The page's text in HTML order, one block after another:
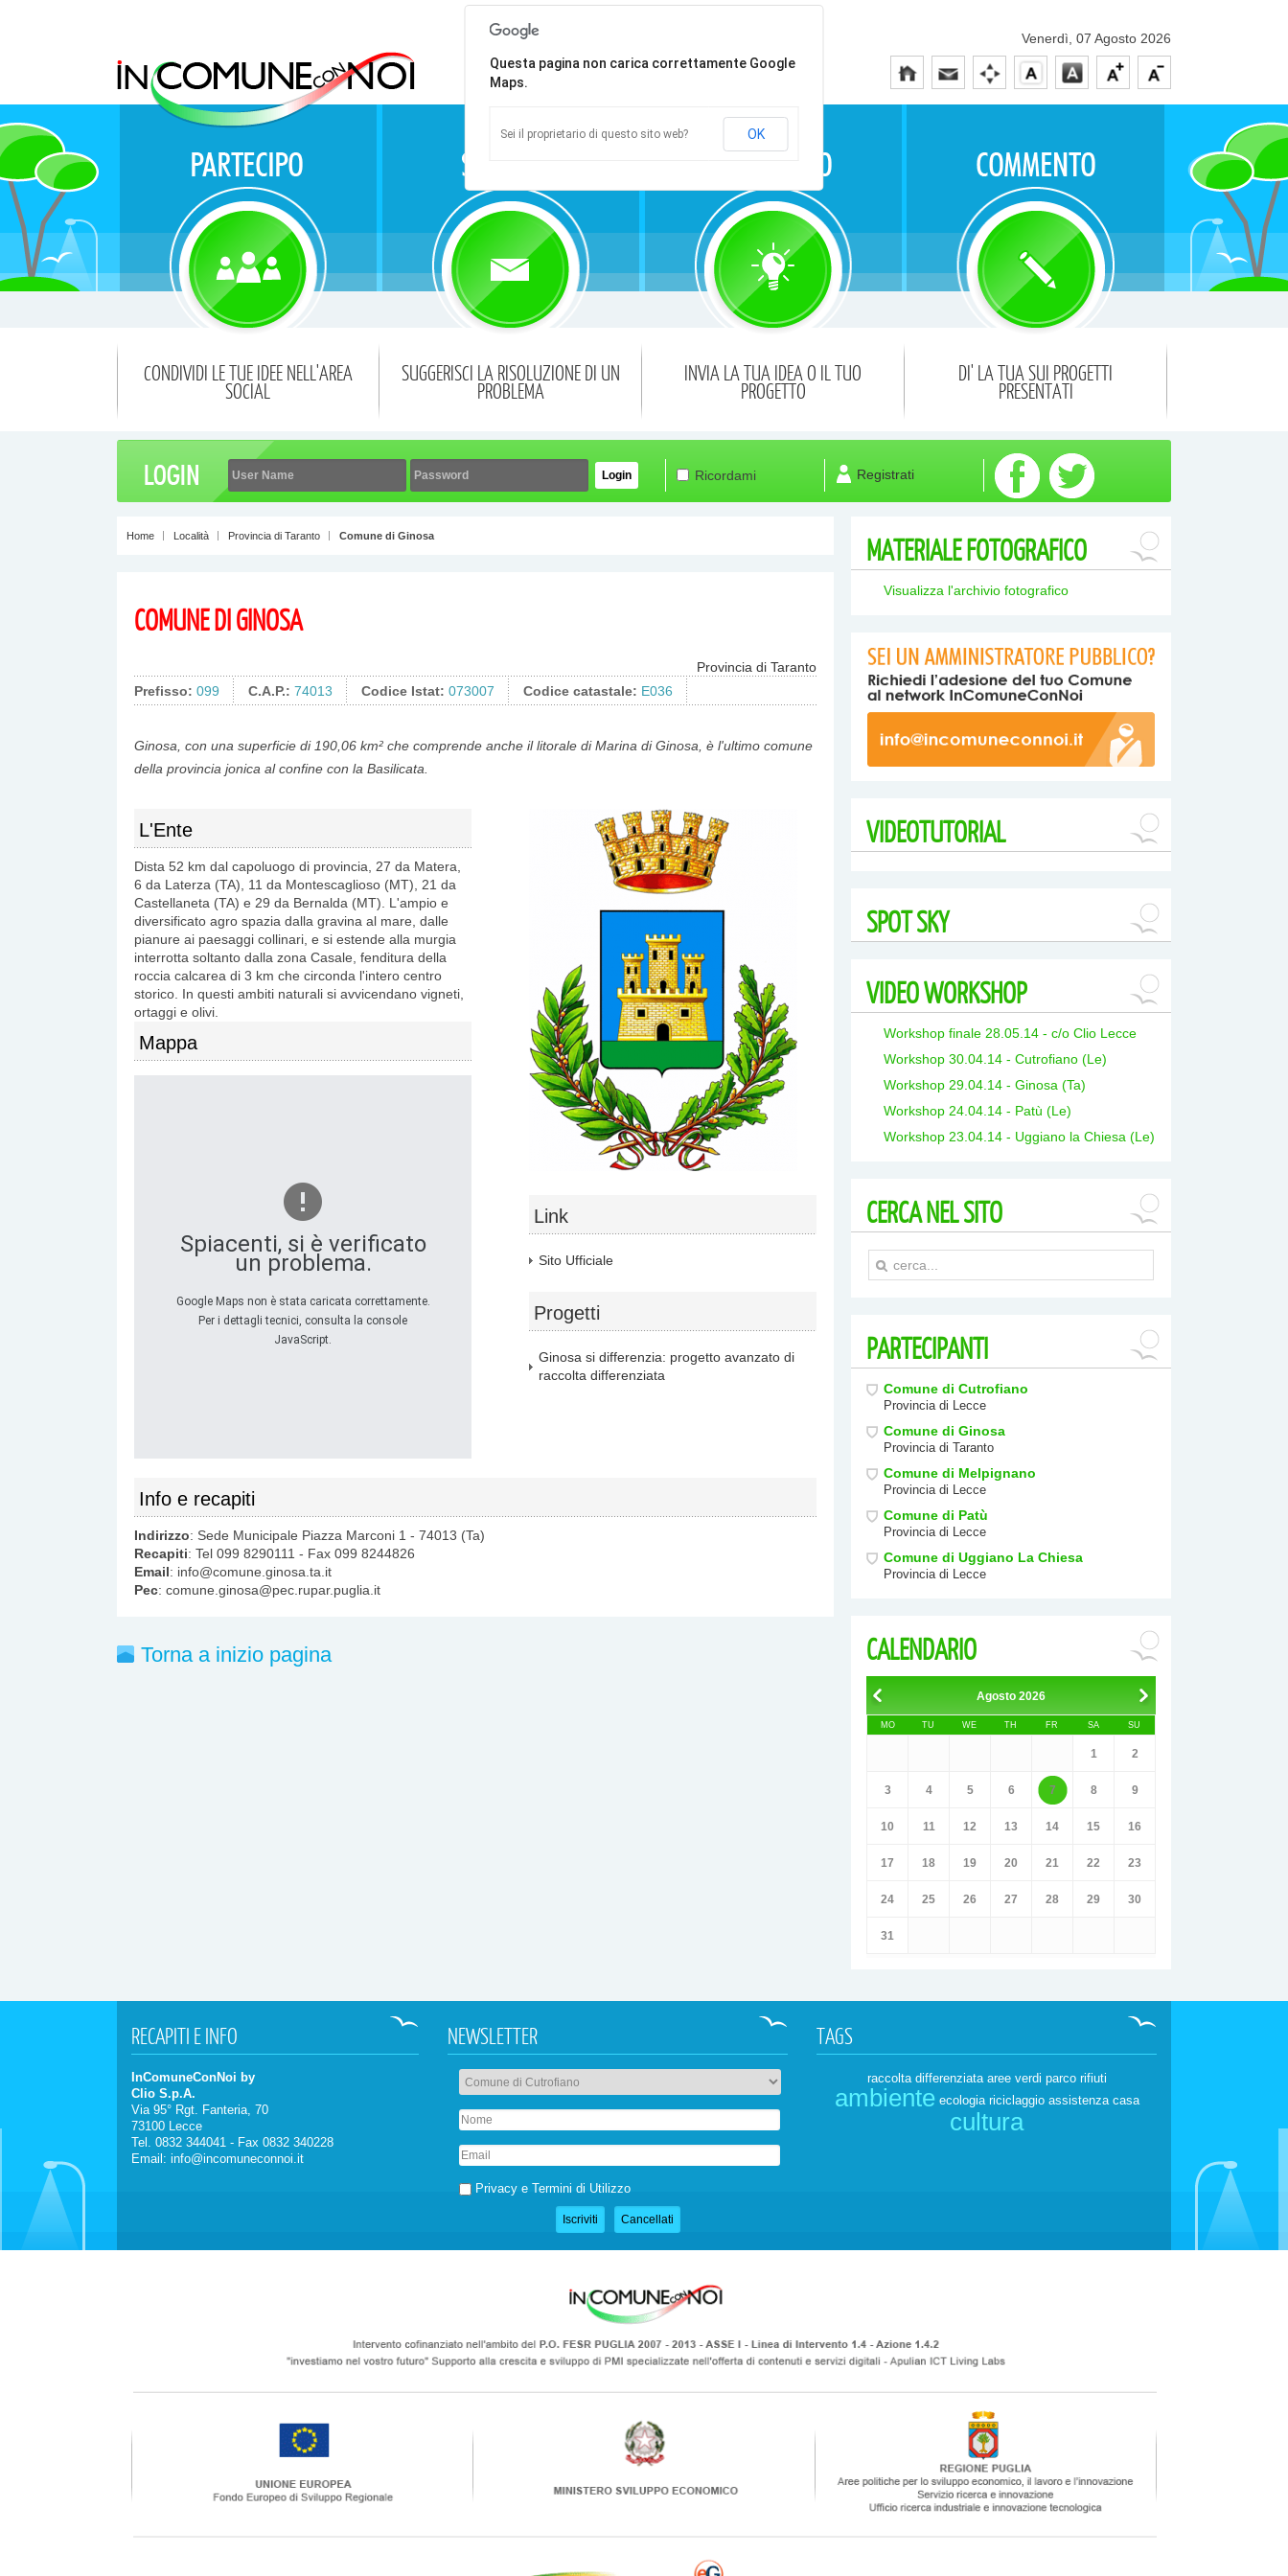
Venerdì, 07 Agosto 2026
CONDIVIDI LE TUE IDEE NELL'AREA
SOCIAL
SUGGERISCI LA RISOLUZIONE DI UN
PROBLEMA
INVIA LA TUA IDEA O IL TUO
PROGETTO
DI' LA TUA SUI PROGETTI
PRESENTATI
Login Ricordami Registrati
Home Località Provincia di Taranto Comune di Ginosa
COMUNE DI GINOSA
Provincia di Taranto
Prefisso: 099 C.A.P.: 74013 Codice Istat: 073007 Codice catastale: E036
Ginosa, con una superficie di 190,06 km² che comprende anche il litorale di Marina di Ginosa, è l'ultimo comune
della provincia jonica al confine con la Basilicata.
Link
Sito Ufficiale
Progetti
Ginosa si differenzia: progetto avanzato di
raccolta differenziata
L'Ente
Dista 52 km dal capoluogo di provincia, 27 da Matera,
6 da Laterza (TA), 11 da Montescaglioso (MT), 21 da
Castellaneta (TA) e 29 da Bernalda (MT). L'ampio e
diversificato agro spazia dalla gravina al mare, dalle
pianure ai paesaggi collinari, e si estende alla murgia
interrotta soltanto dalla zona Casale, fenditura della
roccia calcarea di 3 km che circonda l'intero centro
storico. In questi ambiti naturali si avvicendano vigneti,
ortaggi e olivi.
Mappa
Spiacenti, si è verificato
un problema.
Google Maps non è stata caricata correttamente.
Per i dettagli tecnici, consulta la console
JavaScript.
Questa pagina non carica correttamente Google
Maps.
Sei il proprietario di questo sito web? OK
Info e recapiti
Indirizzo: Sede Municipale Piazza Marconi 1 - 74013 (Ta)
Recapiti: Tel 099 8290111 - Fax 099 8244826
Email: info@comune.ginosa.ta.it
Pec: comune.ginosa@pec.rupar.puglia.it
Torna a inizio pagina
MATERIALEFOTOGRAFICO
Visualizza l'archivio fotografico
VIDEOTUTORIAL
SPOTSKY
VIDEOWORKSHOP
Workshop finale 28.05.14 - c/o Clio Lecce
Workshop 30.04.14 - Cutrofiano (Le)
Workshop 29.04.14 - Ginosa (Ta)
Workshop 24.04.14 - Patù (Le)
Workshop 23.04.14 - Uggiano la Chiesa (Le)
CERCANEL SITO
PARTECIPANTI
Comune di Cutrofiano
Provincia di Lecce
Comune di Ginosa
Provincia di Taranto
Comune di Melpignano
Provincia di Lecce
Comune di Patù
Provincia di Lecce
Comune di Uggiano La Chiesa
Provincia di Lecce
CALENDARIO
Agosto 2026
MO TU WE TH FR SA SU
1 2
3 4 5 6 7 8 9
10 11 12 13 14 15 16
17 18 19 20 21 22 23
24 25 26 27 28 29 30
31
RECAPITI E INFO
InComuneConNoi by
Clio S.p.A.
Via 95° Rgt. Fanteria, 70
73100 Lecce
Tel. 0832 344041 - Fax 0832 340228
Email: info@incomuneconnoi.it
NEWSLETTER
Privacy e Termini di Utilizzo
TAGS
raccolta differenziata aree verdi parco rifiuti
ambiente ecologia riciclaggio assistenza casa
cultura